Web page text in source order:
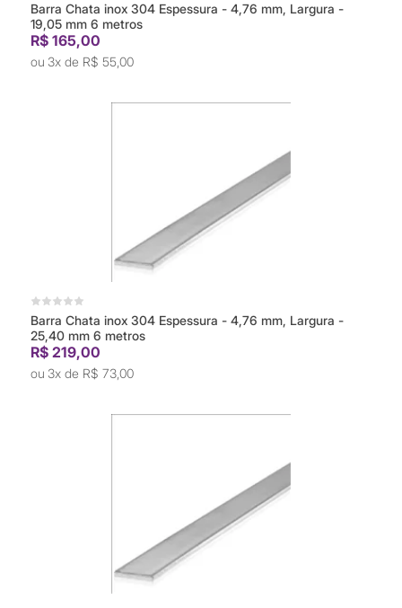
Barra Chata inox 304 Espessura - 4,76 mm, Largura -
19,05 mm 6 metros
R$ 165,00
3x de R$ 55,00
Barra Chata inox 304 Espessura - 4,76 mm, Largura -
25,40 mm 6 metros
R$ 219,00
3x de R$ 73,00